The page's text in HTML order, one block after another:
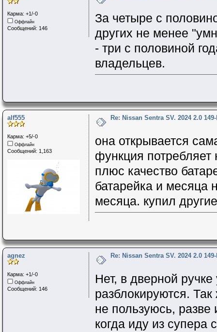
Карма: +1/-0
Оффлайн
Сообщений: 146
За четыре с
других не менее
- три с половиной
владельцев.
alf555
Карма: +5/-0
Оффлайн
Сообщений: 1,163
Re: Nissan Sentra SV. 2024 2.0
она открывается
функция потребляет
плюс качество
батарейка и месяца
месяца. купил
agnez
Карма: +1/-0
Оффлайн
Сообщений: 146
Re: Nissan Sentra SV. 2024 2.0
Нет, в дверной
разблокируются.
не пользуюсь, разве
когда иду из супера